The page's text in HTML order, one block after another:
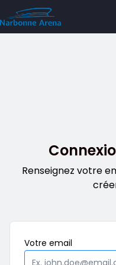
Aller au contenu principal
Renseignez votre
Votre email